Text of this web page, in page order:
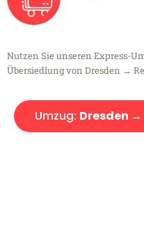
Nutzen Sie unseren Express-
Übersiedlung von Dresden →
Umzug: Dresden